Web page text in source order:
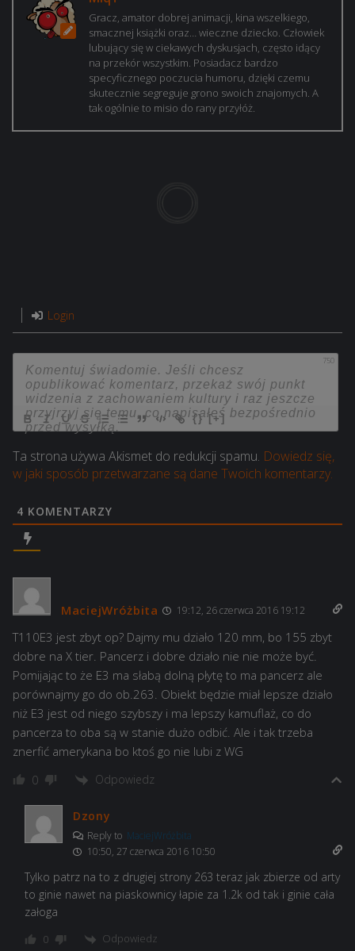
Gracz, amator dobrej animacji, kina wszelkiego,
smacznej książki oraz… wieczne dziecko. Człowiek
lubujący się w ciekawych dyskusjach, często idący
na przekór wszystkim. Posiadacz bardzo
specyficznego poczucia humoru, dzięki czemu
skutecznie segreguje grono swoich znajomych. A
tak ogólnie to misio do rany przyłóż.
Login
750
{} [+]
Ta strona używa Akismet do redukcji spamu. Dowiedz się,
w jaki sposób przetwarzane są dane Twoich komentarzy.
4 KOMENTARZY
MaciejWróżbita 19:12, 26 czerwca 2016 19:12
T110E3 jest zbyt op? Dajmy mu działo 120 mm, bo 155 zbyt
dobre na X tier. Pancerz i dobre działo nie nie może być.
Pomijając to że E3 ma słabą dolną płytę to ma pancerz ale
porównajmy go do ob.263. Obiekt będzie miał lepsze działo
niż E3 jest od niego szybszy i ma lepszy kamuflaż, co do
pancerza to oba są w stanie dużo odbić. Ale i tak trzeba
znerfić amerykana bo ktoś go nie lubi z WG
0 Odpowiedz
Dzony
Reply to MaciejWróżbita
10:50, 27 czerwca 2016 10:50
Tylko patrz na to z drugiej strony 263 teraz jak zbierze od arty
to ginie nawet na piaskownicy łapie za 1.2k od tak i ginie cała
załoga
0 Odpowiedz